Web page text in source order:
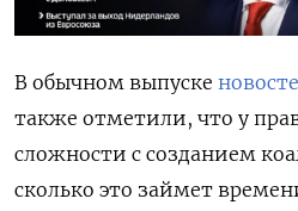
В обычном выпуске
также отметили, что у
сложности с созданием
сколько это займет